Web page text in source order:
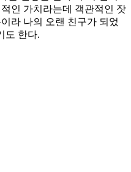
인 가치라는데 객관적인 잣
라 나의 오랜 친구가 되었
도 한다.